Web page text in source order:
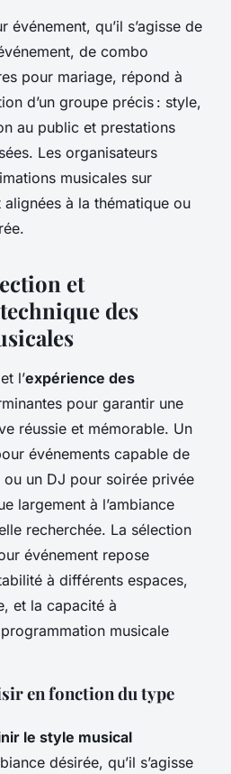
événement, qu’il s’agisse de
de combo
pour mariage, répond à
d’un groupe précis : style,
au public et prestations
Les organisateurs
musicales sur
à la thématique ou
et
des
et l’expérience des
pour garantir une
réussie et mémorable. Un
événements capable de
un DJ pour soirée privée
largement à l’ambiance
recherchée. La sélection
événement repose
à différents espaces,
et la capacité à
musicale
en fonction du type
le style musical
désirée, qu’il s’agisse